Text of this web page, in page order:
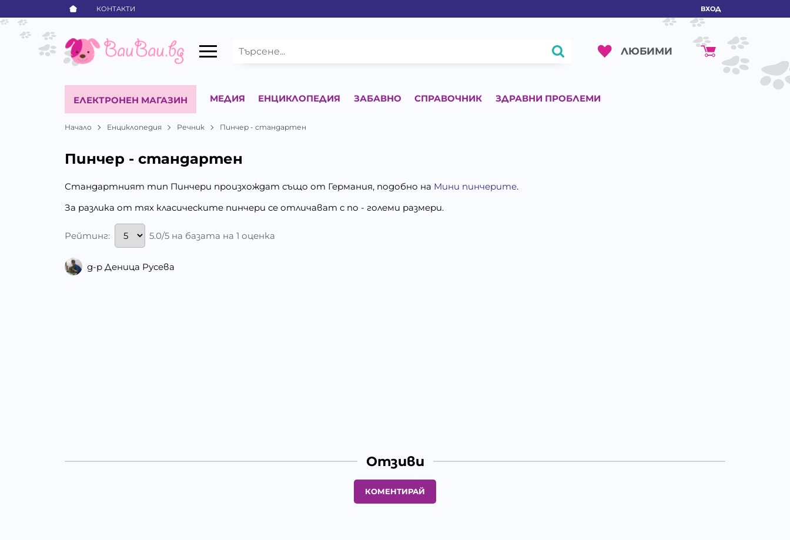
КОНТАКТИ ВХОД
ЛЮБИМИ
ЕЛЕКТРОНЕН МАГАЗИН МЕДИЯ ЕНЦИКЛОПЕДИЯ ЗАБАВНО СПРАВОЧНИК ЗДРАВНИ ПРОБЛЕМИ
Начало Енциклопедия Речник Пинчер - стандартен
Пинчер - стандартен
Стандартният тип Пинчери произхождат също от Германия, подобно на Мини пинчерите.
За разлика от тях класическите пинчери се отличават с по - големи размери.
Рейтинг: 5.0/5 на базата на 1 оценка
д-р Деница Русева
Отзиви
КОМЕНТИРАЙ